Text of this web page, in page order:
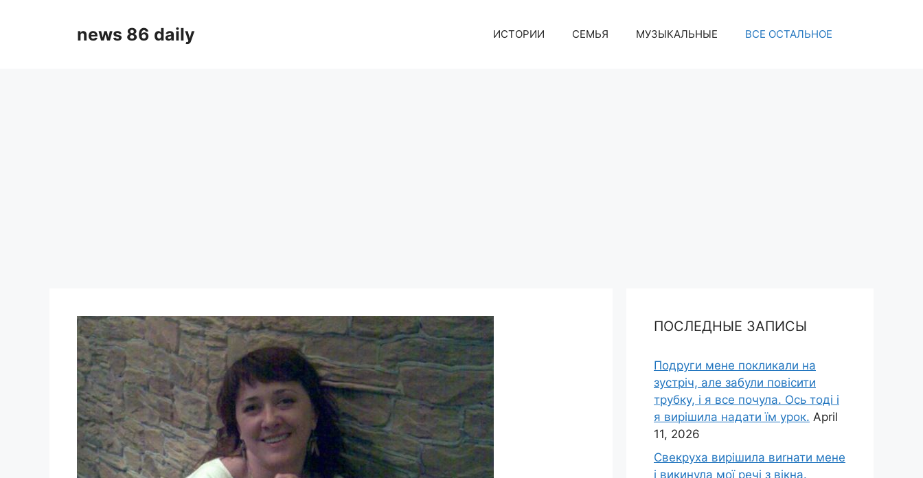
news 86 daily ИСТОРИИ СЕМЬЯ МУЗЫКАЛЬНЫЕ ВСЕ ОСТАЛЬНОЕ
ПОСЛЕДНЫЕ ЗАПИСЫ
Подруги мене покликали на
зустріч, але забули повісити
трубку, і я все почула. Ось тоді і
я вирішила надати їм урок. April
11, 2026
Свекруха вирішила виrнати мене
і викинула мої речі з вікна.